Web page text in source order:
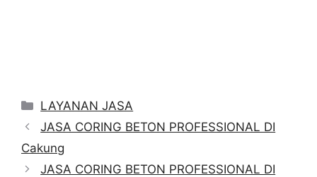
Categories
LAYANAN JASA
JASA CORING BETON PROFESSIONAL DI
Cakung
JASA CORING BETON PROFESSIONAL DI